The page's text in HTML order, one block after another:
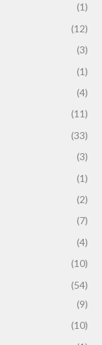
(1)
(12)
(3)
(1)
(4)
(11)
(33)
(3)
(1)
(2)
(7)
(4)
(10)
(54)
(9)
(10)